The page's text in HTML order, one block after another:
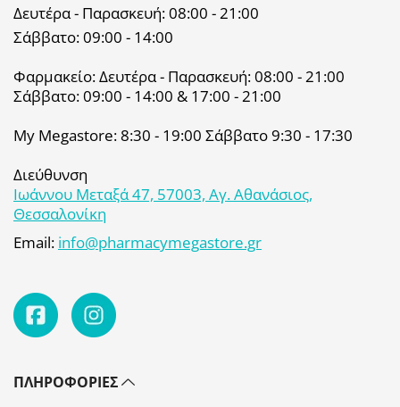
Δευτέρα - Παρασκευή: 08:00 - 21:00
Σάββατο: 09:00 - 14:00
Φαρμακείο: Δευτέρα - Παρασκευή: 08:00 - 21:00
Σάββατο: 09:00 - 14:00 & 17:00 - 21:00
My Megastore: 8:30 - 19:00 Σάββατο 9:30 - 17:30
Διεύθυνση
Ιωάννου Μεταξά 47, 57003, Αγ. Αθανάσιος,
Θεσσαλονίκη
Email: info@pharmacymegastore.gr
ΠΛΗΡΟΦΟΡΊΕΣ